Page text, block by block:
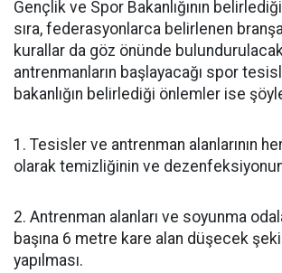
Gençlik ve Spor Bakanlığının
sıra, federasyonlarca belirlenen
kurallar da göz önünde
antrenmanların başlayacağı spor
bakanlığın belirlediği önlemler ise
1. Tesisler ve antrenman alanlarının
olarak temizliğinin ve
2. Antrenman alanları ve soyunma
başına 6 metre kare alan düşecek
yapılması.